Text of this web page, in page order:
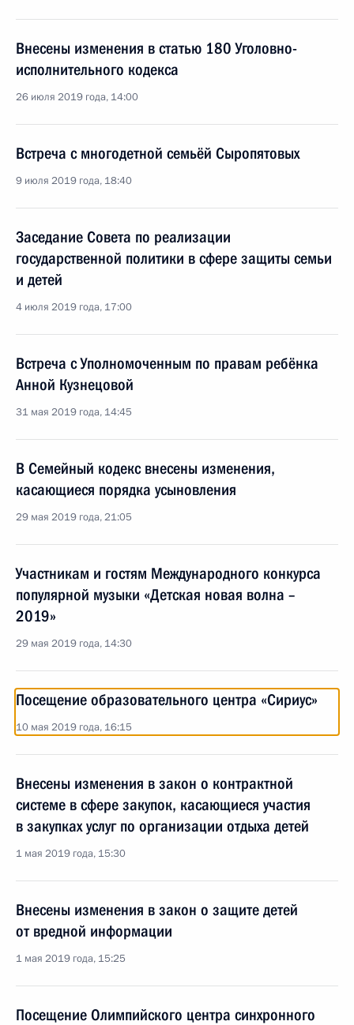
Внесены изменения в статью 180 Уголовно-
исполнительного кодекса
26 июля 2019 года, 14:00
Встреча с многодетной семьёй Сыропятовых
9 июля 2019 года, 18:40
Заседание Совета по реализации
государственной политики в сфере защиты семьи
и детей
4 июля 2019 года, 17:00
Встреча с Уполномоченным по правам ребёнка
Анной Кузнецовой
31 мая 2019 года, 14:45
В Семейный кодекс внесены изменения,
касающиеся порядка усыновления
29 мая 2019 года, 21:05
Участникам и гостям Международного конкурса
популярной музыки «Детская новая волна –
2019»
29 мая 2019 года, 14:30
Посещение образовательного центра «Сириус»
10 мая 2019 года, 16:15
Внесены изменения в закон о контрактной
системе в сфере закупок, касающиеся участия
в закупках услуг по организации отдыха детей
1 мая 2019 года, 15:30
Внесены изменения в закон о защите детей
от вредной информации
1 мая 2019 года, 15:25
Посещение Олимпийского центра синхронного